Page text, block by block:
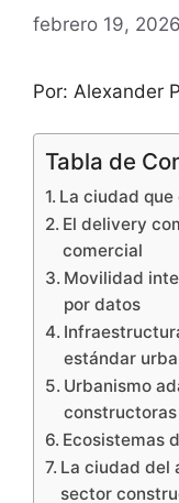
febrero 19, 2026
Por: Alexander
Tabla de
La ciudad
El delivery
comercial
Movilidad
por datos
estándar
Urbanismo
constructoras
Ecosistemas
La ciudad del
sector